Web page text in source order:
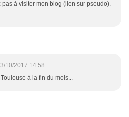
pas à visiter mon blog (lien sur pseudo).
10/2017 14:58
à la fin du mois...